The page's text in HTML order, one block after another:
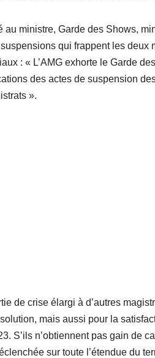
au ministre, Garde des Shows,
qui frappent les deux
: « L’AMG exhorte le Garde
des actes de suspension
».
de crise élargi à d’autres
mais aussi pour la
S’ils n’obtiennent pas gain de
sur toute l’étendue du